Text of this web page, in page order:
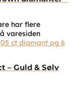
har flere
varesiden
– Guld & Sølv